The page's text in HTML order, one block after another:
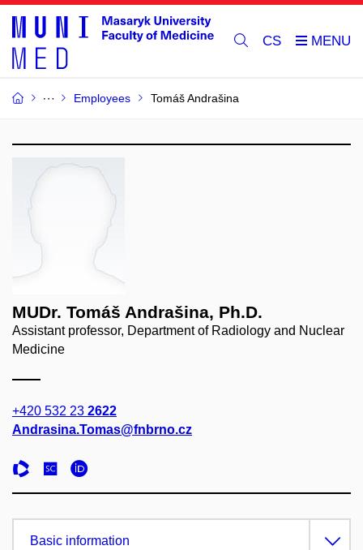
CS
Employees Tomáš Andrašina
MUDr. Tomáš Andrašina, Ph.D.
Assistant professor, Department of Radiology and Nuclear
Medicine
+420 532 23 2622
Andrasina.Tomas@fnbrno.cz
Basic information